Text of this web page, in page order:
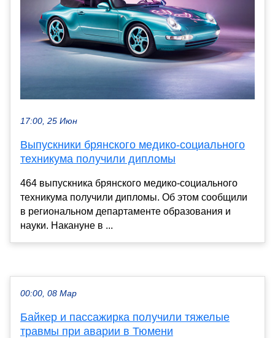
17:00, 25 Июн
Выпускники брянского медико-социального
техникума получили дипломы
464 выпускника брянского медико-социального
техникума получили дипломы. Об этом сообщили
в региональном департаменте образования и
науки. Накануне в ...
00:00, 08 Мар
Байкер и пассажирка получили тяжелые
травмы при аварии в Тюмени